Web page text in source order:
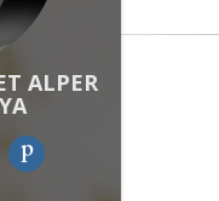
ALPER